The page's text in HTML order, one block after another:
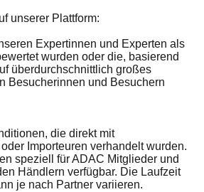
unserer Plattform:
Expertinnen und Experten als
wurden oder die, basierend
überdurchschnittlich großes
Besucherinnen und Besuchern
die direkt mit
Importeuren verhandelt wurden.
speziell für ADAC Mitglieder und
Händlern verfügbar. Die Laufzeit
je nach Partner variieren.